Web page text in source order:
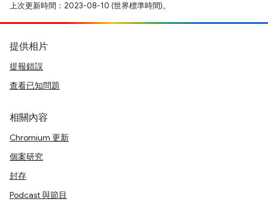
上次更新時間：2023-08-10 (世界標準時間)。
提供相片
提報錯誤
查看已知問題
相關內容
Chromium 更新
個案研究
封存
Podcast 與節目